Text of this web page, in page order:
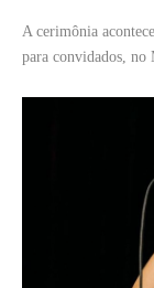
A cerimônia
para convidados, no